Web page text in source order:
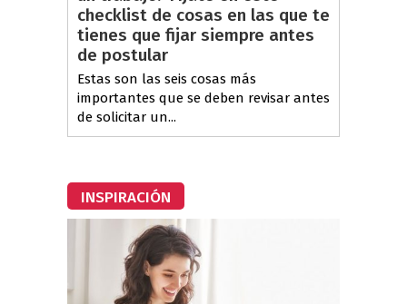
checklist de cosas en las que te
tienes que fijar siempre antes
de postular
Estas son las seis cosas más
importantes que se deben revisar antes
de solicitar un...
INSPIRACIÓN